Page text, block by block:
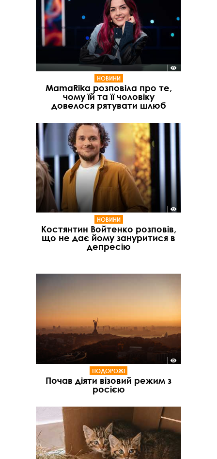
НОВИНИ
MamaRika розповіла про те,
чому їй та її чоловіку
довелося рятувати шлюб
НОВИНИ
Костянтин Войтенко розповів,
що не дає йому зануритися в
депресію
ПОДОРОЖІ
Почав діяти візовий режим з
росією